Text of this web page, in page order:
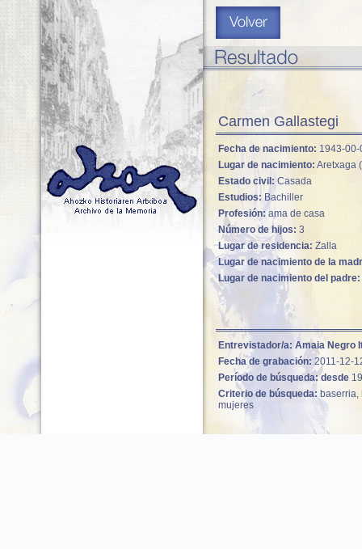
Carmen Gallastegi
Fecha de nacimiento: 1943-00-
Lugar de nacimiento: Aretxaga
Estado civil: Casada
Estudios: Bachiller
Profesión: ama de casa
Número de hijos: 3
Lugar de residencia: Zalla
Lugar de nacimiento de la
Lugar de nacimiento del padre:
Entrevistador/a: Amaia Negro
Fecha de grabación: 2011-12-
Período de búsqueda: desde
Criterio de búsqueda: baserria,
mujeres